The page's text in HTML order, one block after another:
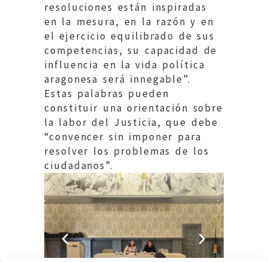
resoluciones están inspiradas
en la mesura, en la razón y en
el ejercicio equilibrado de sus
competencias, su capacidad de
influencia en la vida política
aragonesa será innegable”.
Estas palabras pueden
constituir una orientación sobre
la labor del Justicia, que debe
“convencer sin imponer para
resolver los problemas de los
ciudadanos”.